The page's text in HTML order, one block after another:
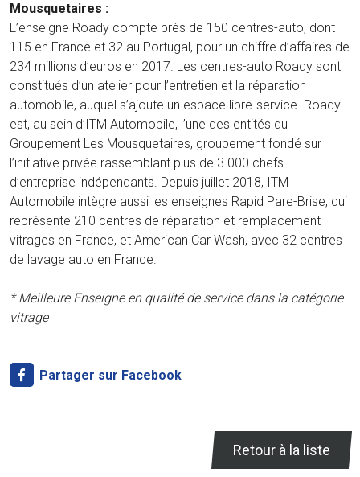
Mousquetaires :
L’enseigne Roady compte près de 150 centres-auto, dont
115 en France et 32 au Portugal, pour un chiffre d’affaires de
234 millions d’euros en 2017. Les centres-auto Roady sont
constitués d’un atelier pour l’entretien et la réparation
automobile, auquel s’ajoute un espace libre-service. Roady
est, au sein d’ITM Automobile, l’une des entités du
Groupement Les Mousquetaires, groupement fondé sur
l’initiative privée rassemblant plus de 3 000 chefs
d’entreprise indépendants. Depuis juillet 2018, ITM
Automobile intègre aussi les enseignes Rapid Pare-Brise, qui
représente 210 centres de réparation et remplacement
vitrages en France, et American Car Wash, avec 32 centres
de lavage auto en France.
* Meilleure Enseigne en qualité de service dans la catégorie
vitrage
Partager sur Facebook
Retour à la liste